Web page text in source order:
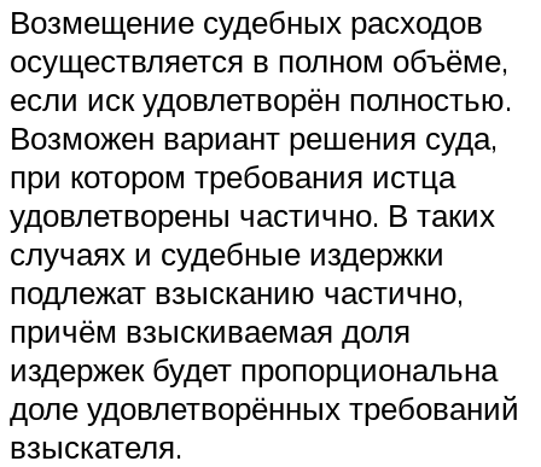
Возмещение судебных расходов
осуществляется в полном объёме,
если иск удовлетворён полностью.
Возможен вариант решения суда,
при котором требования истца
удовлетворены частично. В таких
случаях и судебные издержки
подлежат взысканию частично,
причём взыскиваемая доля
издержек будет пропорциональна
доле удовлетворённых требований
взыскателя.